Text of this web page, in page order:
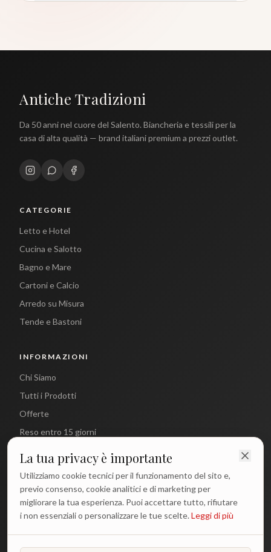
Antiche Tradizioni
Da 50 anni nel cuore del Salento. Biancheria e tessili per la
casa di alta qualità — brand italiani premium a prezzi outlet.
CATEGORIE
Letto e Hotel
Cucina e Salotto
Bagno e Mare
Cartoni e Calcio
Arredo su Misura
Tende e Bastoni
INFORMAZIONI
Chi Siamo
Tutti i Prodotti
Offerte
Reso entro 15 giorni
CONTATTI
info@antichetradizioni.it
+39 329 617 1194
Lun - Ven: 9:00 - 18:00
La tua privacy è importante
Utilizziamo cookie tecnici per il funzionamento del sito e,
previo consenso, cookie analitici e di marketing per
migliorare la tua esperienza. Puoi accettare tutto, rifiutare
i non essenziali o personalizzare le tue scelte.Leggi di più